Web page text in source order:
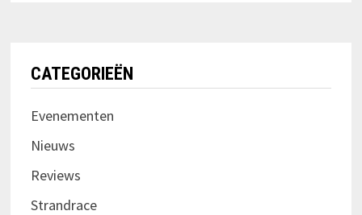
CATEGORIEËN
Evenementen
Nieuws
Reviews
Strandrace